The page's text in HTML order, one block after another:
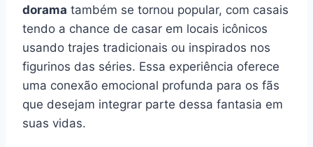
dorama também se tornou popular, com casais
tendo a chance de casar em locais icônicos
usando trajes tradicionais ou inspirados nos
figurinos das séries. Essa experiência oferece
uma conexão emocional profunda para os fãs
que desejam integrar parte dessa fantasia em
suas vidas.